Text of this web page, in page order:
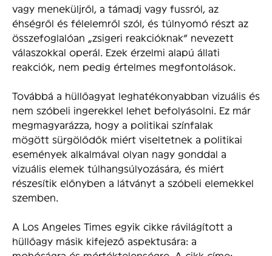
vagy meneküljről, a támadj vagy fussról, az
éhségről és félelemről szól, és túlnyomó részt az
összefoglalóan „zsigeri reakcióknak” nevezett
válaszokkal operál. Ezek érzelmi alapú állati
reakciók, nem pedig értelmes megfontolások.
Továbbá a hüllőagyat leghatékonyabban vizuális és
nem szóbeli ingerekkel lehet befolyásolni. Ez már
megmagyarázza, hogy a politikai színfalak
mögött sürgölődők miért viseltetnek a politikai
események alkalmával olyan nagy gonddal a
vizuális elemek túlhangsúlyozására, és miért
részesítik előnyben a látványt a szóbeli elemekkel
szemben.
A Los Angeles Times egyik cikke rávilágított a
hüllőagy másik kifejező aspektusára: a